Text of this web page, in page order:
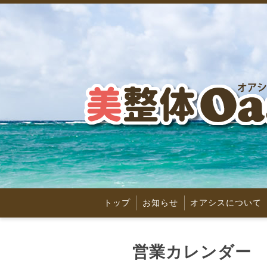
トップ お知らせ オアシスについて
営業カレンダー